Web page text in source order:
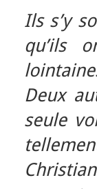
Ils s’y
qu’ils
Deux
seule